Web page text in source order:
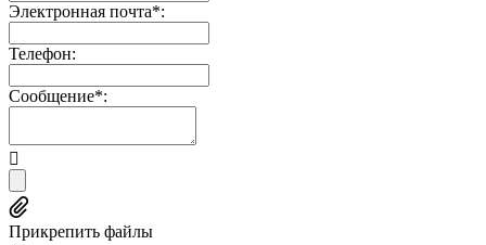
Электронная почта*:
Телефон:
Сообщение*:
Прикрепить файлы